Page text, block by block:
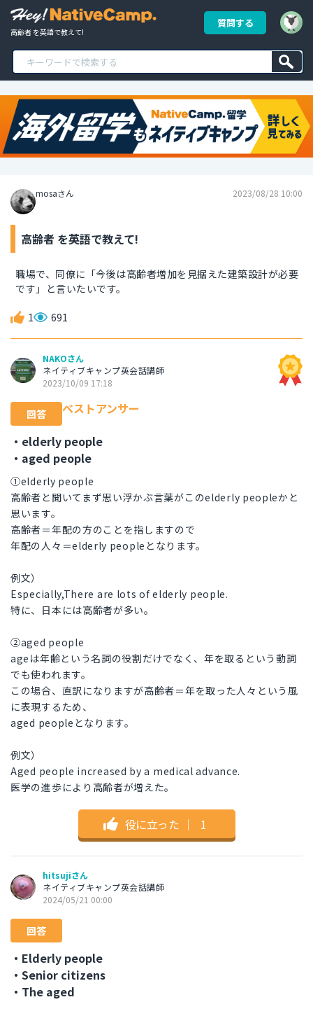
高齢者 を英語で教えて!
質問する
mosaさん 2023/08/28 10:00
高齢者 を英語で教えて!
職場で、同僚に「今後は高齢者増加を見据えた建築設計が必要
です」と言いたいです。
1 691
NAKOさん
ネイティブキャンプ英会話講師
2023/10/09 17:18
回答
ベストアンサー
・elderly people
・aged people
①elderly people
高齢者と聞いてまず思い浮かぶ言葉がこのelderly peopleかと
思います。
高齢者＝年配の方のことを指しますので
年配の人々＝elderly peopleとなります。
例文）
Especially,There are lots of elderly people.
特に、日本には高齢者が多い。
②aged people
ageは年齢という名詞の役割だけでなく、年を取るという動詞
でも使われます。
この場合、直訳になりますが高齢者＝年を取った人々という風
に表現するため、
aged peopleとなります。
例文）
Aged people increased by a medical advance.
医学の進歩により高齢者が増えた。
役に立った ｜ 1
hitsujiさん
ネイティブキャンプ英会話講師
2024/05/21 00:00
回答
・Elderly people
・Senior citizens
・The aged